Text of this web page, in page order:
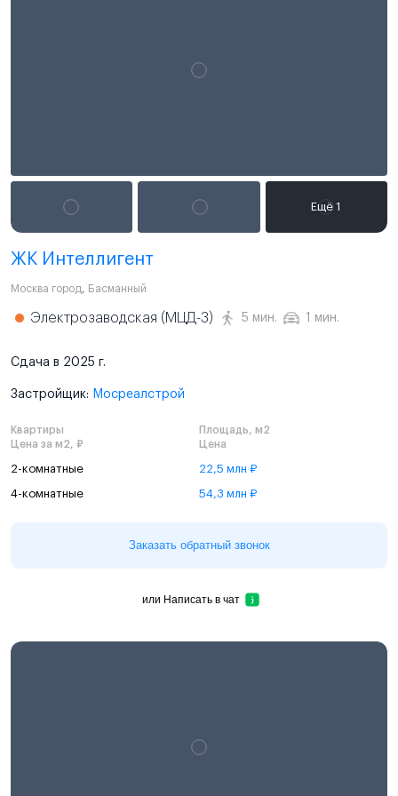
ЖК Интеллигент
Москва город, Басманный
Электрозаводская (МЦД-3) 5 мин. 1 мин.
Сдача в 2025 г.
Застройщик: Мосреалстрой
Квартиры
Площадь, м2
Цена за м2, ₽
Цена
2-комнатные 22,5 млн ₽
4-комнатные 54,3 млн ₽
Заказать обратный звонок
или Написать в чат